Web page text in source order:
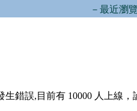
－最近瀏
生錯誤,目前有 10000 人上線